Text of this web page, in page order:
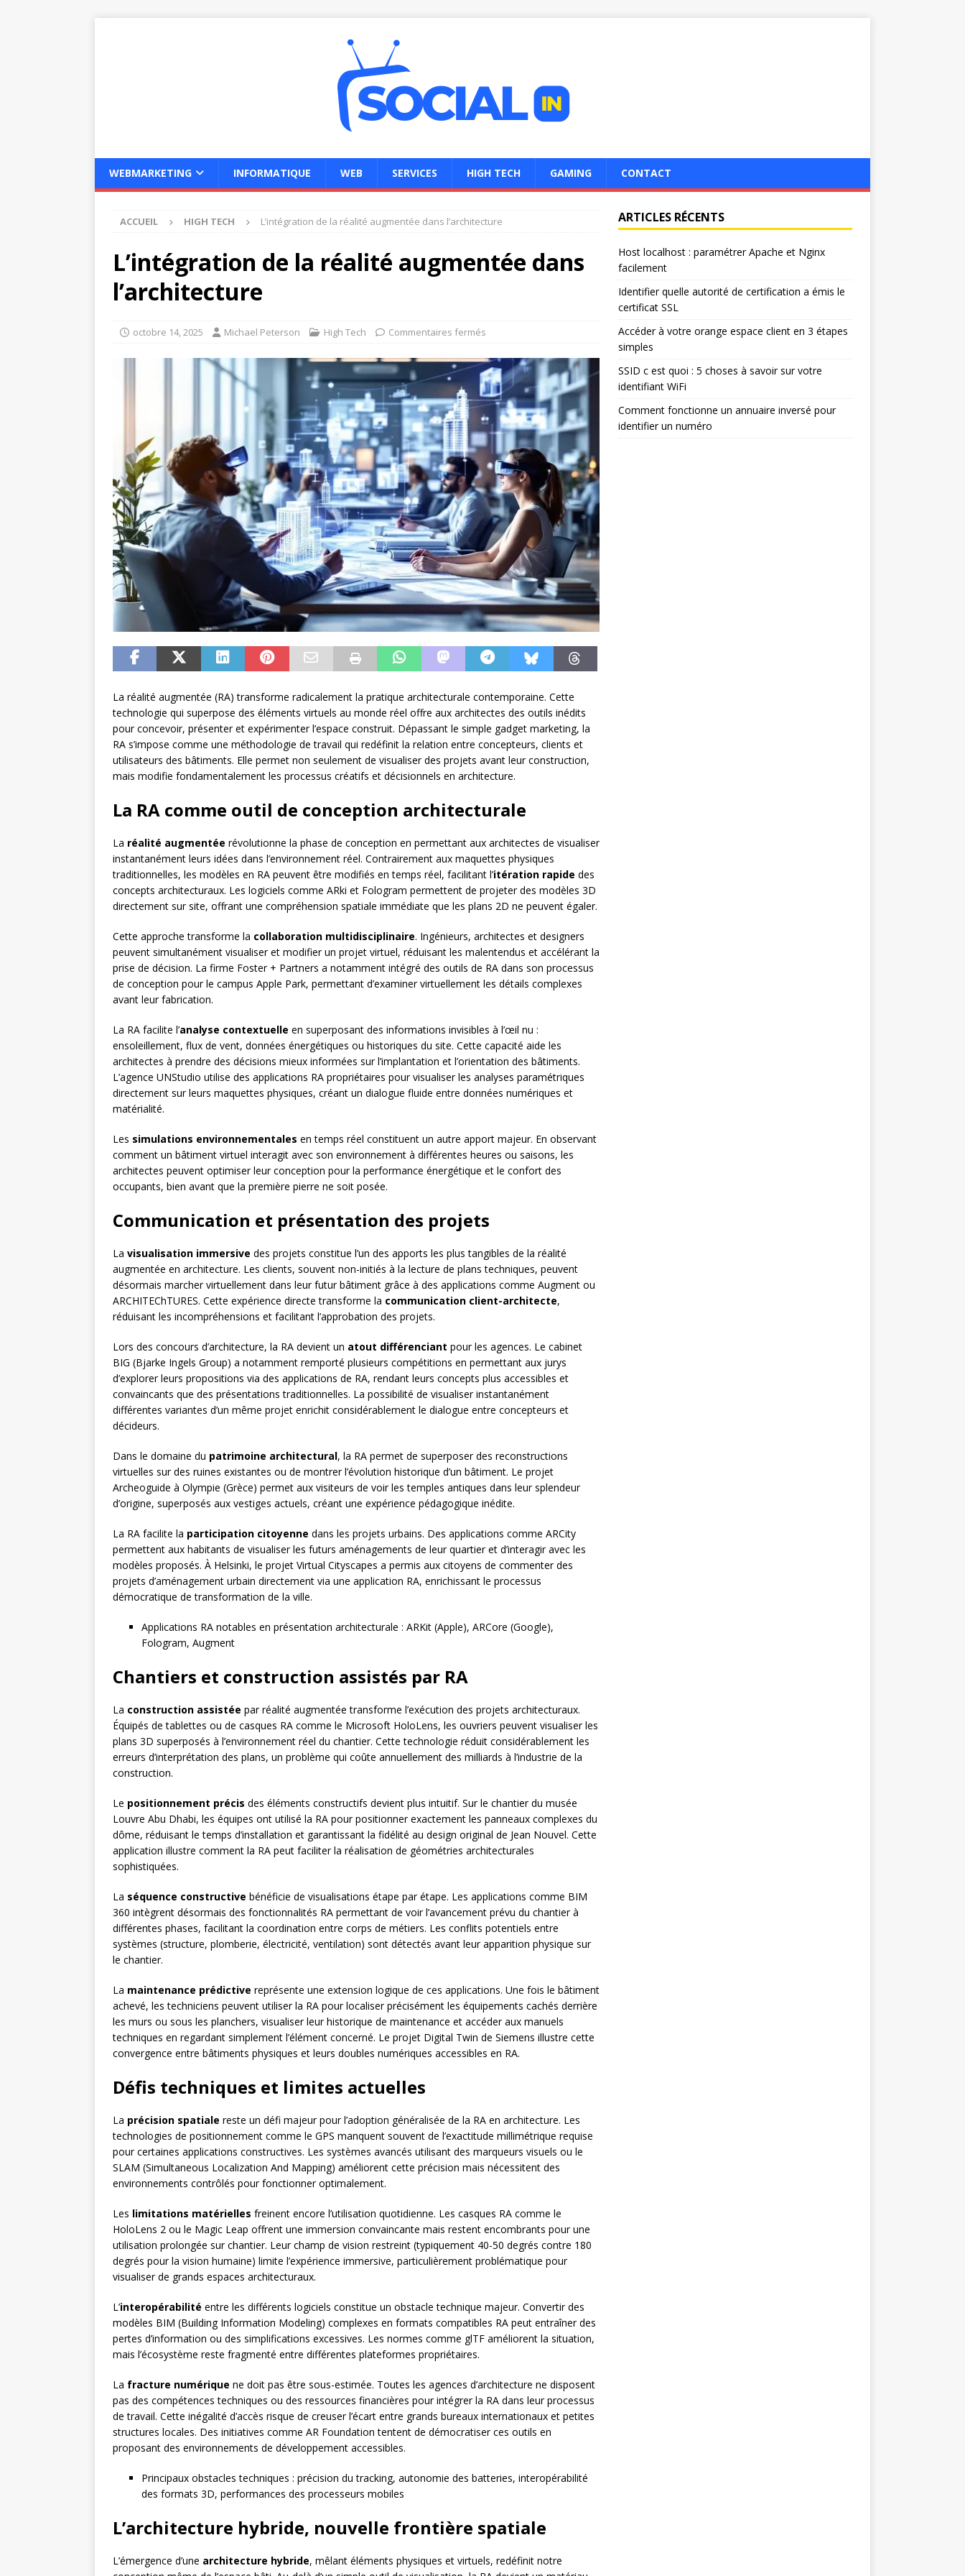
WEBMARKETING INFORMATIQUE WEB SERVICES HIGH TECH GAMING CONTACT
ACCUEIL HIGH TECH L’intégration de la réalité augmentée dans l’architecture
L’intégration de la réalité augmentée dans
l’architecture
octobre 14, 2025 Michael Peterson High Tech Commentaires fermés
La réalité augmentée (RA) transforme radicalement la pratique architecturale contemporaine. Cette
technologie qui superpose des éléments virtuels au monde réel offre aux architectes des outils inédits
pour concevoir, présenter et expérimenter l’espace construit. Dépassant le simple gadget marketing, la
RA s’impose comme une méthodologie de travail qui redéfinit la relation entre concepteurs, clients et
utilisateurs des bâtiments. Elle permet non seulement de visualiser des projets avant leur construction,
mais modifie fondamentalement les processus créatifs et décisionnels en architecture.
La RA comme outil de conception architecturale
La réalité augmentée révolutionne la phase de conception en permettant aux architectes de visualiser
instantanément leurs idées dans l’environnement réel. Contrairement aux maquettes physiques
traditionnelles, les modèles en RA peuvent être modifiés en temps réel, facilitant l’itération rapide des
concepts architecturaux. Les logiciels comme ARki et Fologram permettent de projeter des modèles 3D
directement sur site, offrant une compréhension spatiale immédiate que les plans 2D ne peuvent égaler.
Cette approche transforme la collaboration multidisciplinaire. Ingénieurs, architectes et designers
peuvent simultanément visualiser et modifier un projet virtuel, réduisant les malentendus et accélérant la
prise de décision. La firme Foster + Partners a notamment intégré des outils de RA dans son processus
de conception pour le campus Apple Park, permettant d’examiner virtuellement les détails complexes
avant leur fabrication.
La RA facilite l’analyse contextuelle en superposant des informations invisibles à l’œil nu :
ensoleillement, flux de vent, données énergétiques ou historiques du site. Cette capacité aide les
architectes à prendre des décisions mieux informées sur l’implantation et l’orientation des bâtiments.
L’agence UNStudio utilise des applications RA propriétaires pour visualiser les analyses paramétriques
directement sur leurs maquettes physiques, créant un dialogue fluide entre données numériques et
matérialité.
Les simulations environnementales en temps réel constituent un autre apport majeur. En observant
comment un bâtiment virtuel interagit avec son environnement à différentes heures ou saisons, les
architectes peuvent optimiser leur conception pour la performance énergétique et le confort des
occupants, bien avant que la première pierre ne soit posée.
Communication et présentation des projets
La visualisation immersive des projets constitue l’un des apports les plus tangibles de la réalité
augmentée en architecture. Les clients, souvent non-initiés à la lecture de plans techniques, peuvent
désormais marcher virtuellement dans leur futur bâtiment grâce à des applications comme Augment ou
ARCHITEChTURES. Cette expérience directe transforme la communication client-architecte,
réduisant les incompréhensions et facilitant l’approbation des projets.
Lors des concours d’architecture, la RA devient un atout différenciant pour les agences. Le cabinet
BIG (Bjarke Ingels Group) a notamment remporté plusieurs compétitions en permettant aux jurys
d’explorer leurs propositions via des applications de RA, rendant leurs concepts plus accessibles et
convaincants que des présentations traditionnelles. La possibilité de visualiser instantanément
différentes variantes d’un même projet enrichit considérablement le dialogue entre concepteurs et
décideurs.
Dans le domaine du patrimoine architectural, la RA permet de superposer des reconstructions
virtuelles sur des ruines existantes ou de montrer l’évolution historique d’un bâtiment. Le projet
Archeoguide à Olympie (Grèce) permet aux visiteurs de voir les temples antiques dans leur splendeur
d’origine, superposés aux vestiges actuels, créant une expérience pédagogique inédite.
La RA facilite la participation citoyenne dans les projets urbains. Des applications comme ARCity
permettent aux habitants de visualiser les futurs aménagements de leur quartier et d’interagir avec les
modèles proposés. À Helsinki, le projet Virtual Cityscapes a permis aux citoyens de commenter des
projets d’aménagement urbain directement via une application RA, enrichissant le processus
démocratique de transformation de la ville.
Applications RA notables en présentation architecturale : ARKit (Apple), ARCore (Google),
Fologram, Augment
Chantiers et construction assistés par RA
La construction assistée par réalité augmentée transforme l’exécution des projets architecturaux.
Équipés de tablettes ou de casques RA comme le Microsoft HoloLens, les ouvriers peuvent visualiser les
plans 3D superposés à l’environnement réel du chantier. Cette technologie réduit considérablement les
erreurs d’interprétation des plans, un problème qui coûte annuellement des milliards à l’industrie de la
construction.
Le positionnement précis des éléments constructifs devient plus intuitif. Sur le chantier du musée
Louvre Abu Dhabi, les équipes ont utilisé la RA pour positionner exactement les panneaux complexes du
dôme, réduisant le temps d’installation et garantissant la fidélité au design original de Jean Nouvel. Cette
application illustre comment la RA peut faciliter la réalisation de géométries architecturales
sophistiquées.
La séquence constructive bénéficie de visualisations étape par étape. Les applications comme BIM
360 intègrent désormais des fonctionnalités RA permettant de voir l’avancement prévu du chantier à
différentes phases, facilitant la coordination entre corps de métiers. Les conflits potentiels entre
systèmes (structure, plomberie, électricité, ventilation) sont détectés avant leur apparition physique sur
le chantier.
La maintenance prédictive représente une extension logique de ces applications. Une fois le bâtiment
achevé, les techniciens peuvent utiliser la RA pour localiser précisément les équipements cachés derrière
les murs ou sous les planchers, visualiser leur historique de maintenance et accéder aux manuels
techniques en regardant simplement l’élément concerné. Le projet Digital Twin de Siemens illustre cette
convergence entre bâtiments physiques et leurs doubles numériques accessibles en RA.
Défis techniques et limites actuelles
La précision spatiale reste un défi majeur pour l’adoption généralisée de la RA en architecture. Les
technologies de positionnement comme le GPS manquent souvent de l’exactitude millimétrique requise
pour certaines applications constructives. Les systèmes avancés utilisant des marqueurs visuels ou le
SLAM (Simultaneous Localization And Mapping) améliorent cette précision mais nécessitent des
environnements contrôlés pour fonctionner optimalement.
Les limitations matérielles freinent encore l’utilisation quotidienne. Les casques RA comme le
HoloLens 2 ou le Magic Leap offrent une immersion convaincante mais restent encombrants pour une
utilisation prolongée sur chantier. Leur champ de vision restreint (typiquement 40-50 degrés contre 180
degrés pour la vision humaine) limite l’expérience immersive, particulièrement problématique pour
visualiser de grands espaces architecturaux.
L’interopérabilité entre les différents logiciels constitue un obstacle technique majeur. Convertir des
modèles BIM (Building Information Modeling) complexes en formats compatibles RA peut entraîner des
pertes d’information ou des simplifications excessives. Les normes comme glTF améliorent la situation,
mais l’écosystème reste fragmenté entre différentes plateformes propriétaires.
La fracture numérique ne doit pas être sous-estimée. Toutes les agences d’architecture ne disposent
pas des compétences techniques ou des ressources financières pour intégrer la RA dans leur processus
de travail. Cette inégalité d’accès risque de creuser l’écart entre grands bureaux internationaux et petites
structures locales. Des initiatives comme AR Foundation tentent de démocratiser ces outils en
proposant des environnements de développement accessibles.
Principaux obstacles techniques : précision du tracking, autonomie des batteries, interopérabilité
des formats 3D, performances des processeurs mobiles
L’architecture hybride, nouvelle frontière spatiale
L’émergence d’une architecture hybride, mêlant éléments physiques et virtuels, redéfinit notre
ARTICLES RÉCENTS
Host localhost : paramétrer Apache et Nginx
facilement
Identifier quelle autorité de certification a émis le
certificat SSL
Accéder à votre orange espace client en 3 étapes
simples
SSID c est quoi : 5 choses à savoir sur votre
identifiant WiFi
Comment fonctionne un annuaire inversé pour
identifier un numéro